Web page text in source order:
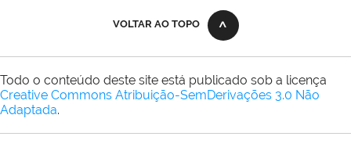
VOLTAR AO TOPO
Todo o conteúdo deste site está publicado sob a licença
Creative Commons Atribuição-SemDerivações 3.0 Não
Adaptada.